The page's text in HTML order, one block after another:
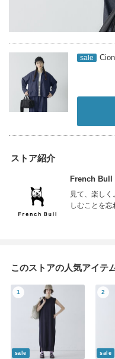
sale
ストア紹介
French Bull
見て、楽し
しむことを忘
このストアの人気アイテ
sale sale